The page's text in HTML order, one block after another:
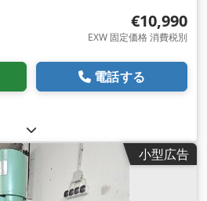
€10,990
EXW 固定価格 消費税別
電話する
小型広告